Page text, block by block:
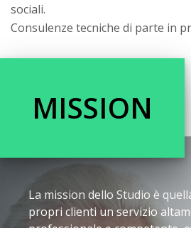
sociali.
Consulenze tecniche di parte in
MISSION
La mission dello Studio è
propri clienti un servizio